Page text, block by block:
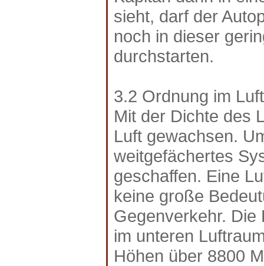
sieht, darf der
noch in dieser
durchstarten.
3.2 Ordnung im
Mit der Dichte des
Luft gewachsen.
weitgefächertes
geschaffen. Eine
keine große
Gegenverkehr.
im unteren
Höhen über 8800